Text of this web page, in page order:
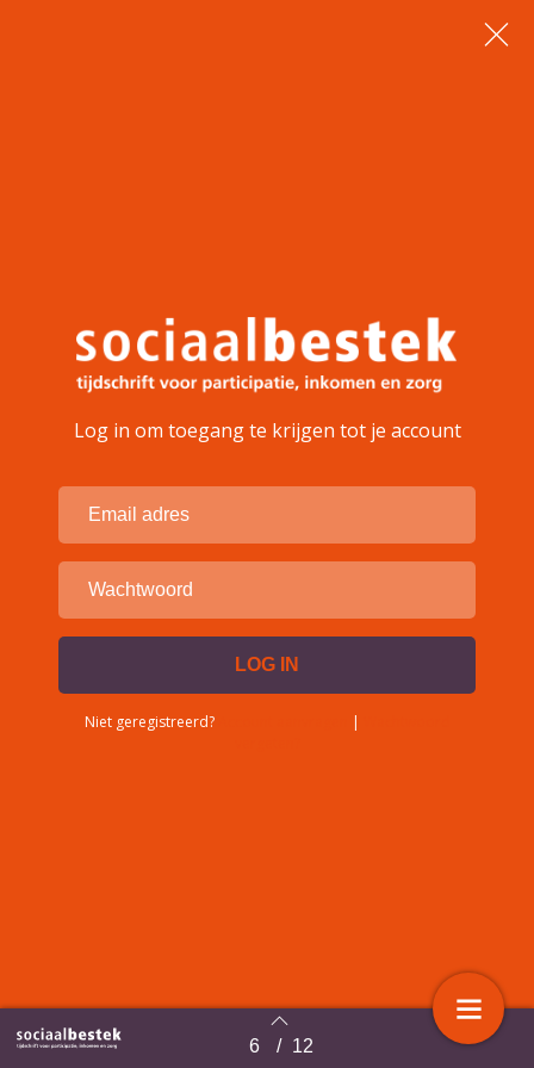
Terug naar overzicht 6 / 12
Log in om toegang te krijgen tot je account
Niet geregistreerd? |